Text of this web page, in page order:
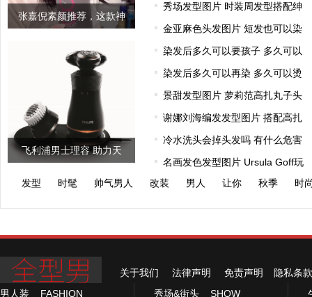
张嘉倪素颜推荐，这款神
飞利浦男士理容 助力天
秀场发型图片 时装周发型搭配绅
金亚麻色头发图片 短发也可以染
染发后多久可以要孩子 多久可以
染发后多久可以再染 多久可以烫
景甜发型图片 萝莉范高扎丸子头
谢娜刘海编发发型图片 搭配高扎
冷水洗头会掉头发吗 有什么危害
名画发色发型图片 Ursula Goff玩
发型
时髦 帅气男人 改装 男人 让你 秋季 时
关于我们 法律声明 免责声明
隐私条款
男人装 FASHION
秀场&街头 SHOW